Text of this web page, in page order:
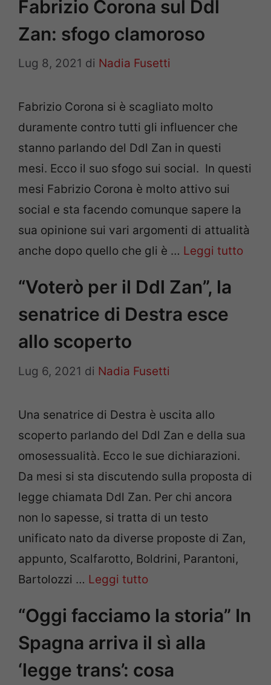
Fabrizio Corona sul Ddl
Zan: sfogo clamoroso
Lug 8, 2021 di Nadia Fusetti
Fabrizio Corona si è scagliato molto
duramente contro tutti gli influencer che
stanno parlando del Ddl Zan in questi
mesi. Ecco il suo sfogo sui social. In questi
mesi Fabrizio Corona è molto attivo sui
social e sta facendo comunque sapere la
sua opinione sui vari argomenti di attualità
anche dopo quello che gli è … Leggi tutto
“Voterò per il Ddl Zan”, la
senatrice di Destra esce
allo scoperto
Lug 6, 2021 di Nadia Fusetti
Una senatrice di Destra è uscita allo
scoperto parlando del Ddl Zan e della sua
omosessualità. Ecco le sue dichiarazioni.
Da mesi si sta discutendo sulla proposta di
legge chiamata Ddl Zan. Per chi ancora
non lo sapesse, si tratta di un testo
unificato nato da diverse proposte di Zan,
appunto, Scalfarotto, Boldrini, Parantoni,
Bartolozzi … Leggi tutto
“Oggi facciamo la storia” In
Spagna arriva il sì alla
‘legge trans’: cosa